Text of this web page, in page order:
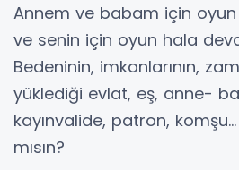
Annem ve babam için
ve senin için oyun hala
Bedeninin, imkanlarının,
yüklediği evlat, eş, anne-
kayınvalide, patron,
mısın?